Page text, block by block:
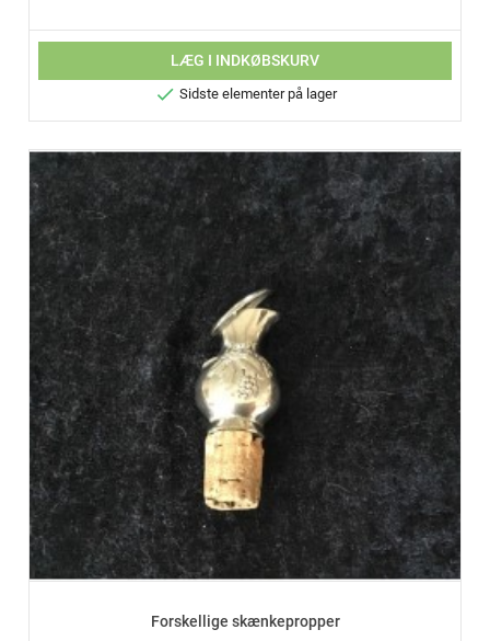
LÆG I INDKØBSKURV
 Sidste elementer på lager
Forskellige skænkepropper